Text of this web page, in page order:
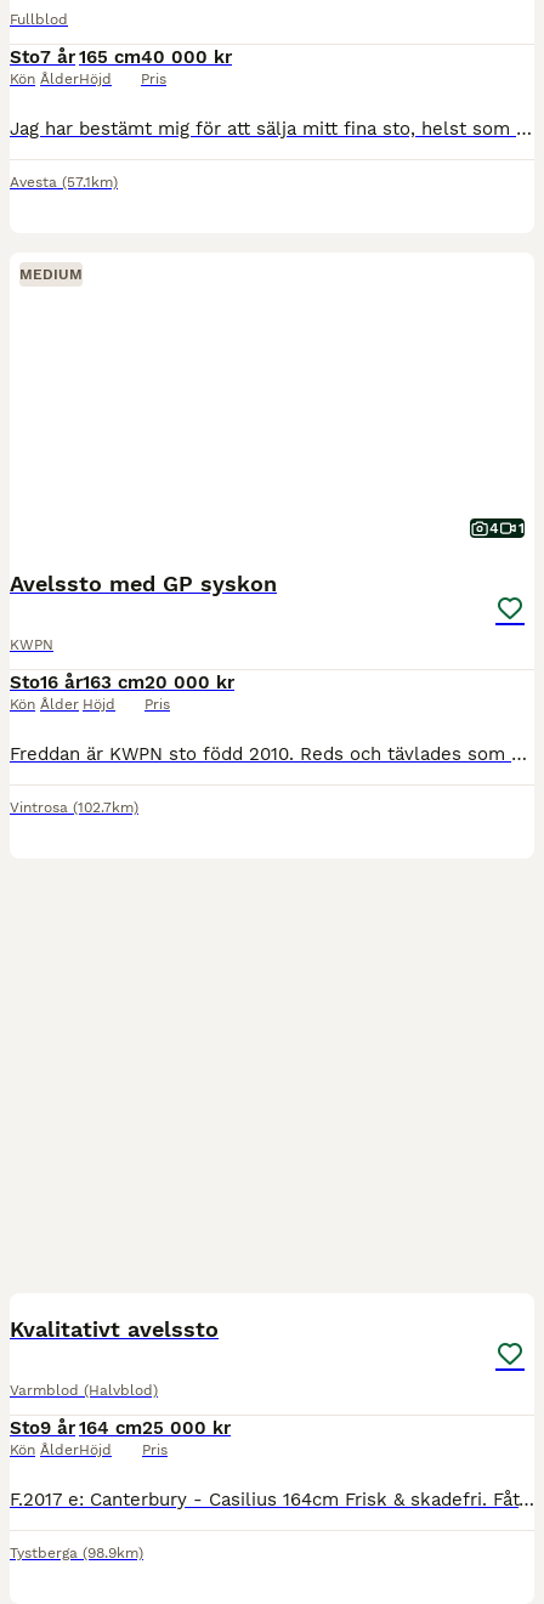
Fullblod
Sto
Kön
7 år
Ålder
165 cm
Höjd
40 000 kr
Pris
Jag har bestämt mig för att sälja mitt fina sto, helst som avelssto då hon har väldigt bra stam inom galoppsporten och älskar att vara mamma 🌸 Hon är jättesnäll i all vardaglig hantering, kan stå i
Avesta (57.1km)
MEDIUM
4 1
Avelssto med GP syskon
KWPN
Sto
Kön
16 år
Ålder
163 cm
Höjd
20 000 kr
Pris
Freddan är KWPN sto född 2010. Reds och tävlades som unghäst innan en skada satte stopp för hårdare träning och hon fick då bli avelssto. Hennes första avkomma exporterades till Holland och sedan vida
Vintrosa (102.7km)
Kvalitativt avelssto
Varmblod (Halvblod)
Sto
Kön
9 år
Ålder
164 cm
Höjd
25 000 kr
Pris
F.2017 e: Canterbury - Casilius 164cm Frisk & skadefri. Fått föl tidigare & är en mycket bra mamma Tävlad 1,20hoppning & topplaceringar t.om internationell CCI1* klass fälttävlan Kapacitet för
Tystberga (98.9km)